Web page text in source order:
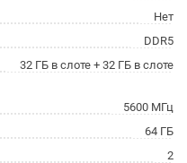
Нет
DDR5
32 ГБ в слоте + 32 ГБ в слоте
5600 МГц
64 ГБ
2